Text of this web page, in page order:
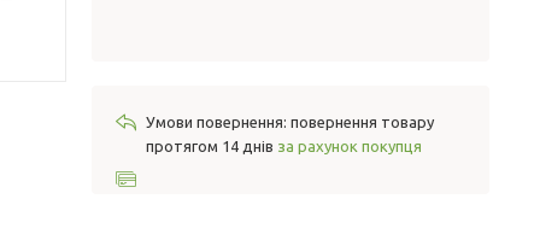
повернення товару
протягом 14 днів за рахунок покупця